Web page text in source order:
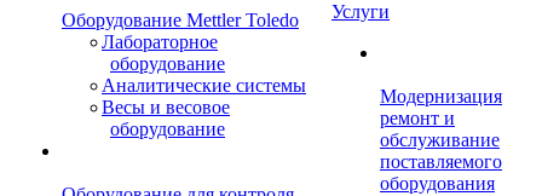
Оборудование Mettler Toledo
Лабораторное
оборудование
Аналитические системы
Весы и весовое
оборудование
Услуги
Модернизация
ремонт и
обслуживание
поставляемого
оборудования